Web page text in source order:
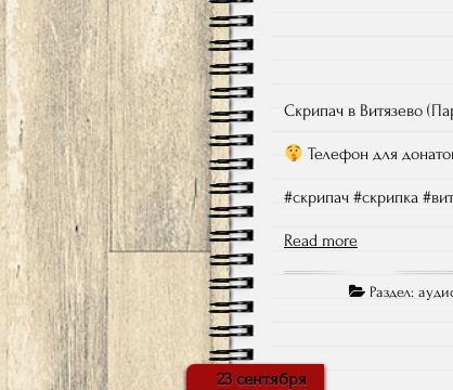
Скрипач в Витязево
Телефон для
#скрипач #скрипка
Read more
Раздел:
23 сентября